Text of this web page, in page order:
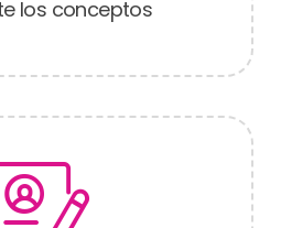
los conceptos